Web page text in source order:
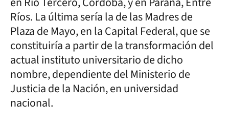
Ríos. La última sería la de las Madres de
Plaza de Mayo, en la Capital Federal, que se
constituiría a partir de la transformación del
actual instituto universitario de dicho
nombre, dependiente del Ministerio de
Justicia de la Nación, en universidad
nacional.